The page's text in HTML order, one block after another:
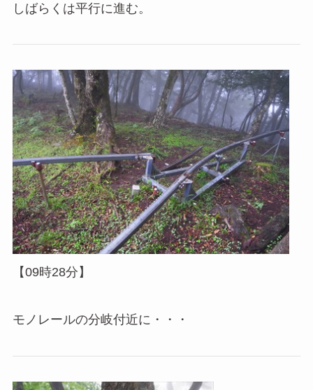
しばらくは平行に進む。
【09時28分】
モノレールの分岐付近に・・・